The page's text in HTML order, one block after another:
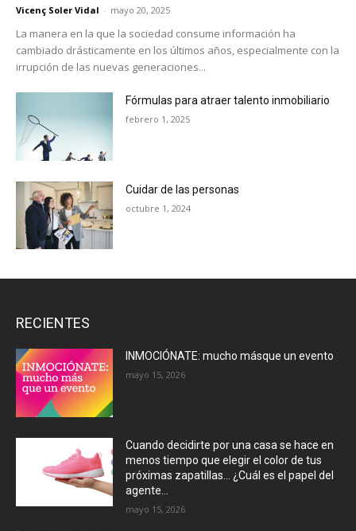
Vicenç Soler Vidal - mayo 20, 2025
La manera en la que la sociedad consume información ha
cambiado drásticamente en los últimos años, especialmente con la
irrupción de las nuevas generaciones...
Fórmulas para atraer talento inmobiliario
febrero 1, 2025
Cuidar de las personas
octubre 1, 2024
RECIENTES
INMOCIÓNATE: mucho másque un evento
mayo 15, 2026
Cuando decidirte por una casa se hace en
menos tiempo que elegir el color de tus
próximas zapatillas… ¿Cuál es el papel del
agente...
mayo 15, 2026